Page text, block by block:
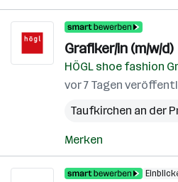
Grafiker/in (m/w/d)
HÖGL shoe fashion
vor 7 Tagen
Taufkirchen an der
Merken